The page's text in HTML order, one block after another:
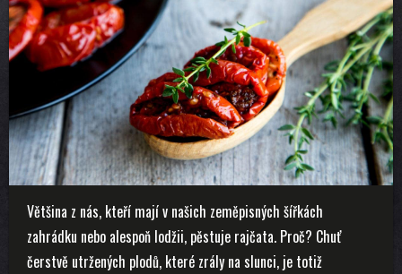
Většina z nás, kteří mají v našich zeměpisných šířkách
zahrádku nebo alespoň lodžii, pěstuje rajčata. Proč? Chuť
čerstvě utržených plodů, které zrály na slunci, je totiž